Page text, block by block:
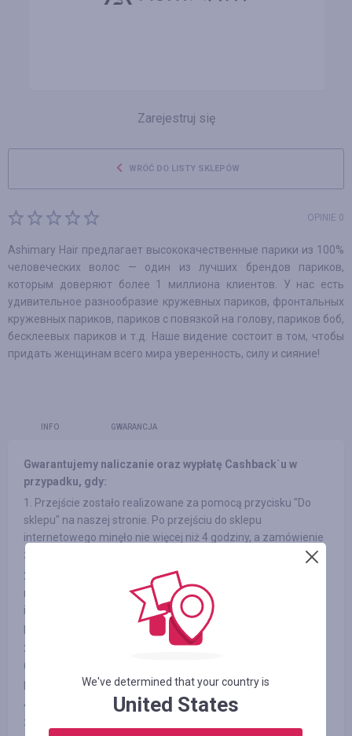
Zarejestruj się
WRÓĆ DO LISTY SKLEPÓW
OPINIE 0
Ashimary Hair предлагает высококачественные парики из 100%
человеческих волос — один из лучших брендов париков,
которым доверяют более 1 миллиона клиентов. У нас есть
удивительное разнообразие кружевных париков, фронтальных
кружевных париков, париков с повязкой на голову, париков боб,
бесклеевых париков и т.д. Наше видение состоит в том, чтобы
придать женщинам всего мира уверенность, силу и сияние!
INFO GWARANCJA
Gwarantujemy naliczanie oraz wypłatę Cashback`u w
przypadku, gdy:
1. Przejście zostało realizowane za pomocą przycisku "Do
sklepu" na naszej stronie. Po przejściu do sklepu
internetowego minęło nie więcej niż 4 godziny, a zamówienie
zostało realizowane bez opuszczenia strony sklepu.
2. Po przejściu do sklepu nie wchodziłeś na strony banerów
reklamowych z innych źródeł oraz do newsleterów sklepów
internetowychв na stronie, a także nie korzystałeś z kodów
promocyjnych innych firm.
3. Wybrany przez Ciebie produkt bierze udział w programie
Cashback (w niektórych sklepach internetowych istnieje
podział na kategorie, patrz zakładkę «Informacja/Warunki» )
4. Po realizacji płatności w sklepie internetowym nie
zrezygnowałeś z zakupu z żadnych przyczyn
We've determined that your country is
United States